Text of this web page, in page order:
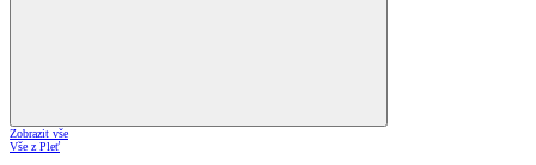
Zobrazit vše
Vše z Pleť